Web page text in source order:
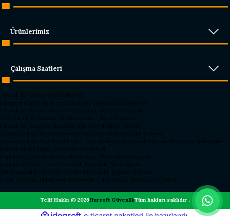
Ürünlerimiz
Çalışma Saatleri
Parmak İzi Okuyucu 2026 Hursoft
Rakipleri Geride Bırakan Parmak İzi Okuyucu 2026 Hursoft
Parmak İzi Okuyucu Fiyat Performans Lideri 2026 Hursoft
2026’nın En İyi Parmak İzi Okuyucusu – Hursoft Zirvede
Parmak İzi Okuyucu Alacaklar İçin 2026 Rehberi Hursoft
Okullarda Kapı Dedektörleri Neden Şart? 2026 Güvenlik Rehberi
Okullarda Kapı Tipi Metal Dedektörler Neden Kullanılmalı?Hursoft Okul Kapı Dedektörleri
Hursoft Okul Turnike Sundurma Modelleri
Kapı Dedektörü Fiyatları ve Modelleri - 2026 Güncel Listesi
Kapı Metal Dedektörleri | Hursoft Güvenlik Teknolojileri
Üst Arama El Dedektörleri Kaliteli Dayanıklı Sağlam | Hursoft
X Ray Cihazları | Profesyonel Güvenlik X Ray Cihazı Sistemleri | Hursoft
Telif Hakkı © 2026Hursoft GüvenlikTüm hakları saklıdır .